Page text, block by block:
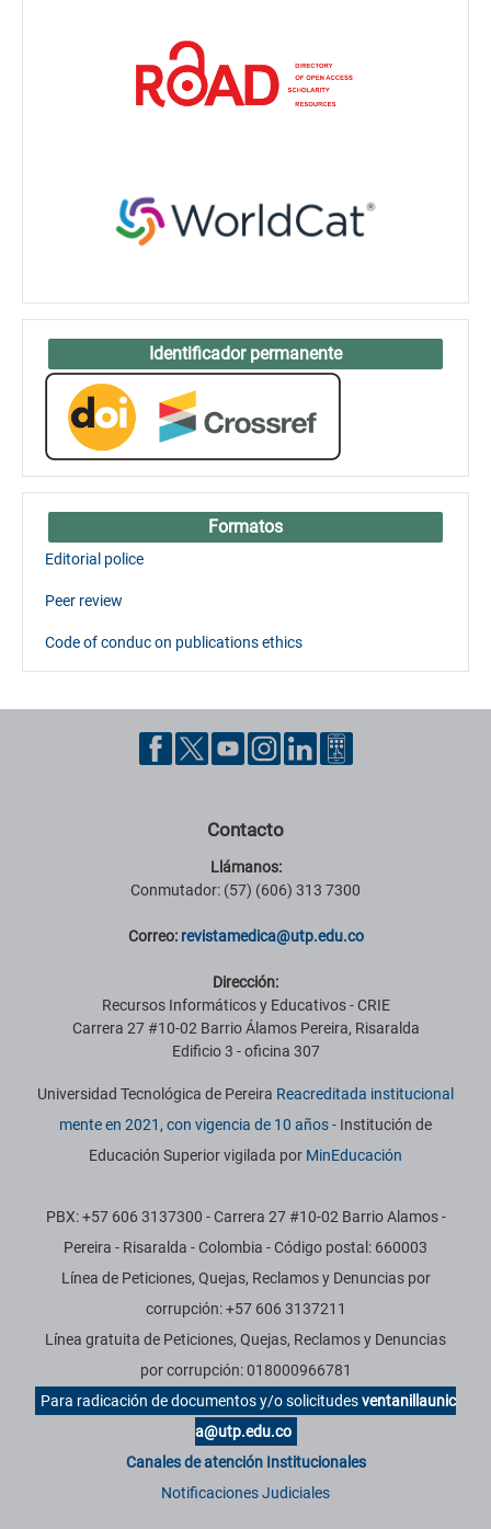
Identificador permanente
Formatos
Editorial police
Peer review
Code of conduc on publications ethics
Contacto
Llámanos:
Conmutador: (57) (606) 313 7300
Correo: revistamedica@utp.edu.co
Dirección:
Recursos Informáticos y Educativos - CRIE
Carrera 27 #10-02 Barrio Álamos Pereira, Risaralda
Edificio 3 - oficina 307
Universidad Tecnológica de Pereira Reacreditada institucional
mente en 2021, con vigencia de 10 años- Institución de
Educación Superior vigilada por MinEducación
PBX: +57 606 3137300 - Carrera 27 #10-02 Barrio Alamos -
Pereira - Risaralda - Colombia - Código postal: 660003
Línea de Peticiones, Quejas, Reclamos y Denuncias por
corrupción: +57 606 3137211
Línea gratuita de Peticiones, Quejas, Reclamos y Denuncias
por corrupción: 018000966781
Para radicación de documentos y/o solicitudesventanillaunic
a@utp.edu.co
Canales de atención Institucionales
Notificaciones Judiciales